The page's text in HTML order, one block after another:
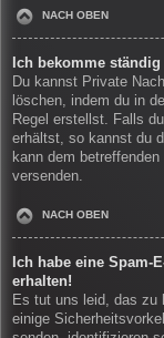
NACH OBEN
Ich bekomme
Du kannst Private
löschen, indem du in
Regel erstellst. Falls
erhältst, so kannst du
kann dem
versenden.
NACH OBEN
Ich habe eine Spam-
erhalten!
Es tut uns leid, das zu
einige